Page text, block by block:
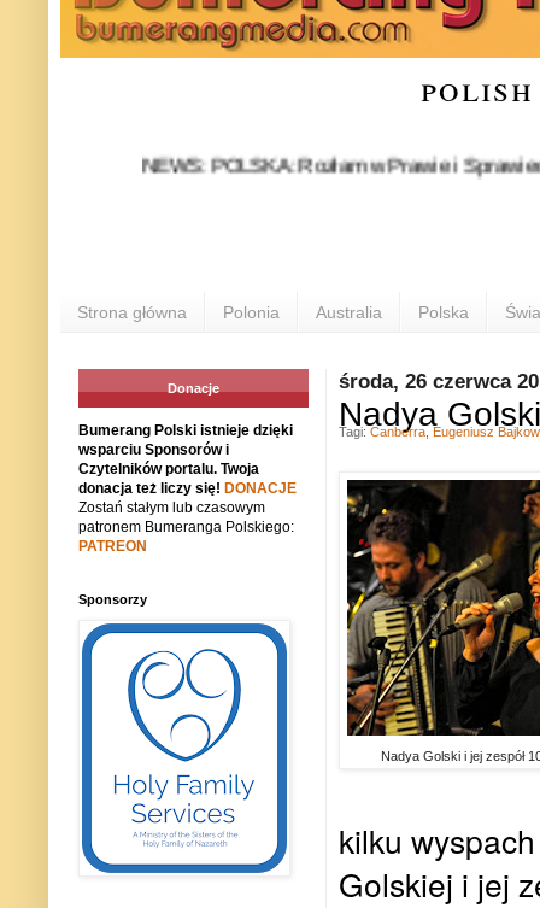
NEWS: POLSKA: Rozłam w Prawie i
Strona główna Polonia Australia Polska
środa, 26 czerwca
Nadya
Nadya Golski i jej zespół
kilku
Golskiej i jej
Tagi: Canberra Eugeniusz
Donacje
Bumerang Polski istnieje dzięki
wsparciu Sponsorów i
Czytelników portalu. Twoja
donacja też liczy się! DONACJE
Zostań stałym lub czasowym
patronem Bumeranga Polskiego:
PATREON
Sponsorzy